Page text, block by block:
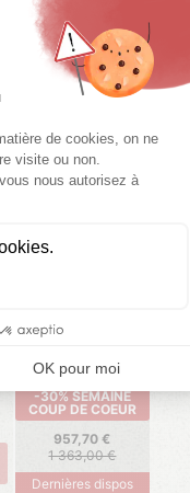
22/08/2026 -
29/08/2026
-30% SEMAINE
COUP DE COEUR
957,70
1 363,00
Dernières dispos